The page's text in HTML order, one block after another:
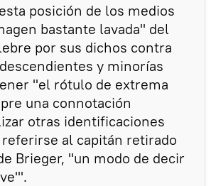
posición de los medios
bastante lavada" del
por sus dichos contra
y minorías
"el rótulo de extrema
una connotación
otras identificaciones
al capitán retirado
Brieger, "un modo de decir